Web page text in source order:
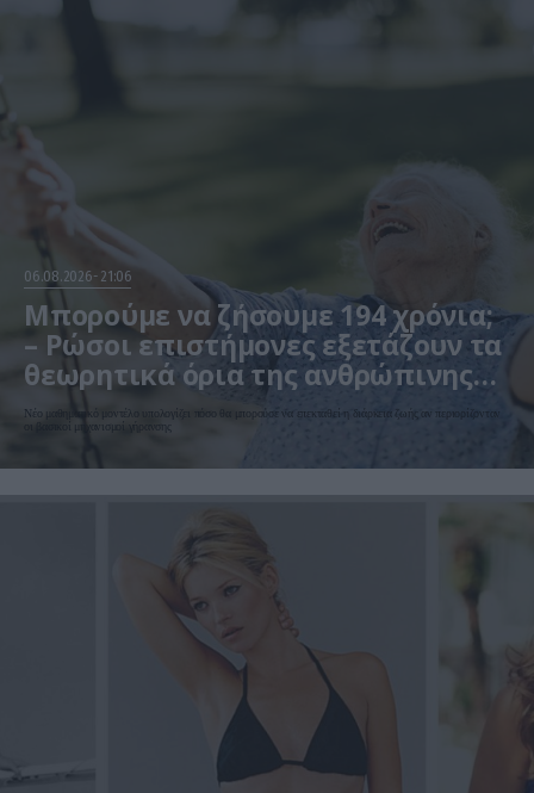
06.08.2026 21:06
Μπορούμε να ζήσουμε 194 χρόνια;
– Ρώσοι επιστήμονες εξετάζουν τα
θεωρητικά όρια της ανθρώπινης
ζωής
Νέο μαθηματικό μοντέλο υπολογίζει πόσο θα μπορούσε να επεκταθεί η διάρκεια ζωής αν περιορίζονταν
οι βασικοί μηχανισμοί γήρανσης